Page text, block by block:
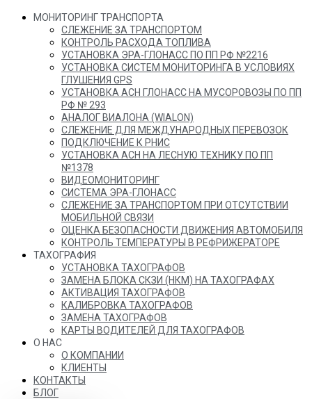
МОНИТОРИНГ ТРАНСПОРТА
СЛЕЖЕНИЕ ЗА ТРАНСПОРТОМ
КОНТРОЛЬ РАСХОДА ТОПЛИВА
УСТАНОВКА ЭРА-ГЛОНАСС ПО ПП РФ №2216
УСТАНОВКА СИСТЕМ МОНИТОРИНГА В УСЛОВИЯХ
ГЛУШЕНИЯ GPS
УСТАНОВКА АСН ГЛОНАСС НА МУСОРОВОЗЫ ПО ПП
РФ № 293
АНАЛОГ ВИАЛОНА (WIALON)
СЛЕЖЕНИЕ ДЛЯ МЕЖДУНАРОДНЫХ ПЕРЕВОЗОК
ПОДКЛЮЧЕНИЕ К РНИС
УСТАНОВКА АСН НА ЛЕСНУЮ ТЕХНИКУ ПО ПП
№1378
ВИДЕОМОНИТОРИНГ
СИСТЕМА ЭРА-ГЛОНАСС
СЛЕЖЕНИЕ ЗА ТРАНСПОРТОМ ПРИ ОТСУТСТВИИ
МОБИЛЬНОЙ СВЯЗИ
ОЦЕНКА БЕЗОПАСНОСТИ ДВИЖЕНИЯ АВТОМОБИЛЯ
КОНТРОЛЬ ТЕМПЕРАТУРЫ В РЕФРИЖЕРАТОРЕ
ТАХОГРАФИЯ
УСТАНОВКА ТАХОГРАФОВ
ЗАМЕНА БЛОКА СКЗИ (НКМ) НА ТАХОГРАФАХ
АКТИВАЦИЯ ТАХОГРАФОВ
КАЛИБРОВКА ТАХОГРАФОВ
ЗАМЕНА ТАХОГРАФОВ
КАРТЫ ВОДИТЕЛЕЙ ДЛЯ ТАХОГРАФОВ
О НАС
О КОМПАНИИ
КЛИЕНТЫ
КОНТАКТЫ
БЛОГ